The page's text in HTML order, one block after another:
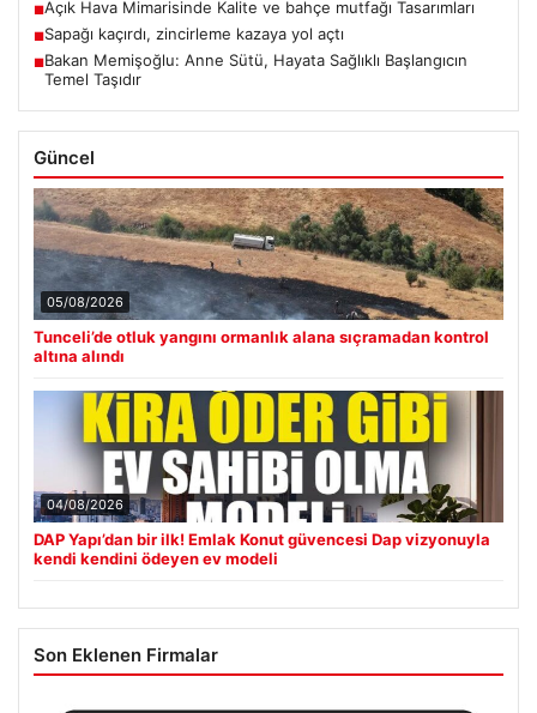
■Açık Hava Mimarisinde Kalite ve bahçe mutfağı Tasarımları
■Sapağı kaçırdı, zincirleme kazaya yol açtı
■Bakan Memişoğlu: Anne Sütü, Hayata Sağlıklı Başlangıcın
Temel Taşıdır
Güncel
05/08/2026
Tunceli’de otluk yangını ormanlık alana sıçramadan kontrol
altına alındı
04/08/2026
DAP Yapı’dan bir ilk! Emlak Konut güvencesi Dap vizyonuyla
kendi kendini ödeyen ev modeli
Son Eklenen Firmalar